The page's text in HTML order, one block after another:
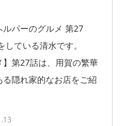
パーのグルメ 第27
ている清水です。
】第27話は、用賀の繁華
隠れ家的なお店をご紹